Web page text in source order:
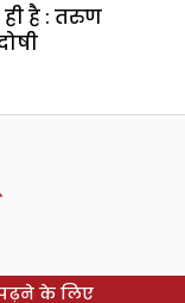
ही है : तरुण
के लिए